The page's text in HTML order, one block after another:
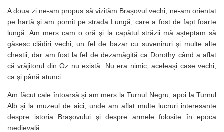
A doua zi ne-am propus să vizităm Braşovul vechi, ne-am orientat
pe hartă şi am pornit pe strada Lungă, care a fost de fapt foarte
lungă. Am mers cam o oră şi la capătul străzii mă aşteptam să
găsesc clădiri vechi, un fel de bazar cu suveniruri şi multe alte
chestii, dar am fost la fel de dezamăgită ca Dorothy când a aflat
că vrăjitorul din Oz nu există. Nu era nimic, aceleaşi case vechi,
ca şi până atunci.
Am făcut cale întoarsă şi am mers la Turnul Negru, apoi la Turnul
Alb şi la muzeul de aici, unde am aflat multe lucruri interesante
despre istoria Braşovului şi despre armele folosite în epoca
medievală.